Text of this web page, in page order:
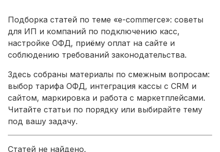
Подборка статей по теме «e-commerce»: советы
для ИП и компаний по подключению касс,
настройке ОФД, приёму оплат на сайте и
соблюдению требований законодательства.
Здесь собраны материалы по смежным вопросам:
выбор тарифа ОФД, интеграция кассы с CRM и
сайтом, маркировка и работа с маркетплейсами.
Читайте статьи по порядку или выбирайте тему
под вашу задачу.
Статей не найдено.